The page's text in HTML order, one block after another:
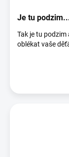
Je tu
Tak je tu podzim
oblékat vaše